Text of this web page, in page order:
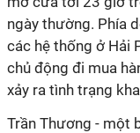
ngày thường. Phía
các hệ thống ở Hải
chủ động đi mua
xảy ra tình trạng
Trần Thương - một